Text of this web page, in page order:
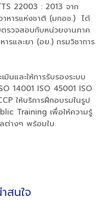
22003 : 2013 จาก
าหารแห่งชาติ (มกอช.) ได้
รวจสอบกับหน่วยงานภาค
รและยา (อย.) กรมวิชาการ
มินและให้การรับรองระบบ
14001 ISO 45001 ISO
ให้บริการฝึกอบรมในรูป
Training เพื่อให้ความรู้
ต่างๆ พร้อมใบ
สนใจ